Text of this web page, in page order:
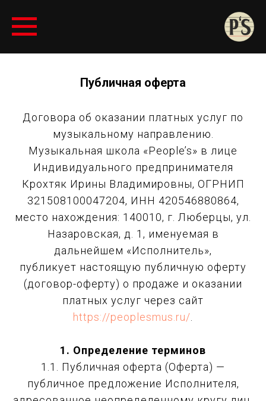
Публичная оферта
Договора об оказании платных услуг по
музыкальному направлению.
Музыкальная школа «People’s» в лице
Индивидуального предпринимателя
Крохтяк Ирины Владимировны, ОГРНИП
321508100047204, ИНН 420546880864,
место нахождения: 140010, г. Люберцы, ул.
Назаровская, д. 1, именуемая в
дальнейшем «Исполнитель»,
публикует настоящую публичную оферту
(договор-оферту) о продаже и оказании
платных услуг через сайт
https://peoplesmus.ru/
1. Определение терминов
1.1. Публичная оферта (Оферта) —
публичное предложение Исполнителя,